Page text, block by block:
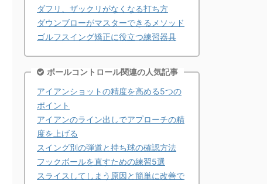
ダフリ、ザックリがなくなる打ち方
ダウンブローがマスターできるメソッド
ゴルフスイング矯正に役立つ練習器具
ボールコントロール関連の人気記事
アイアンショットの精度を高める5つの
ポイント
アイアンのライン出しでアプローチの精
度を上げる
スイング別の弾道と持ち球の確認方法
フックボールを直すための練習5選
スライスしてしまう原因と簡単に改善で